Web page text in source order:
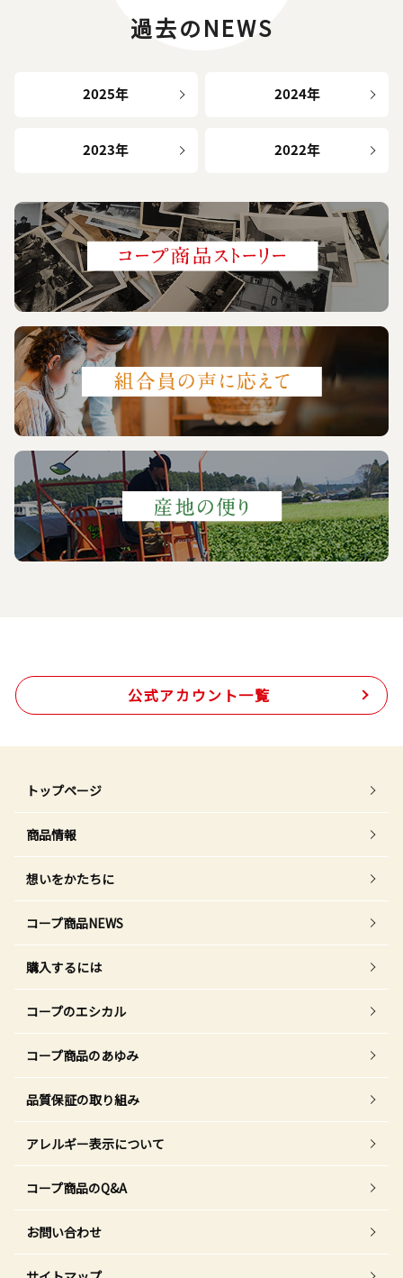
過去のNEWS
2025年 2024年
2023年 2022年
公式アカウント一覧
トップページ
商品情報
想いをかたちに
コープ商品NEWS
購入するには
コープのエシカル
コープ商品のあゆみ
品質保証の取り組み
アレルギー表示について
コープ商品のQ&A
お問い合わせ